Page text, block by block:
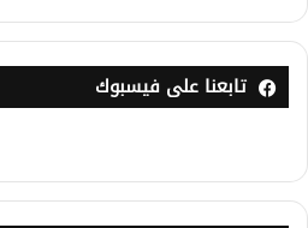
تابعنا على فيسبوك